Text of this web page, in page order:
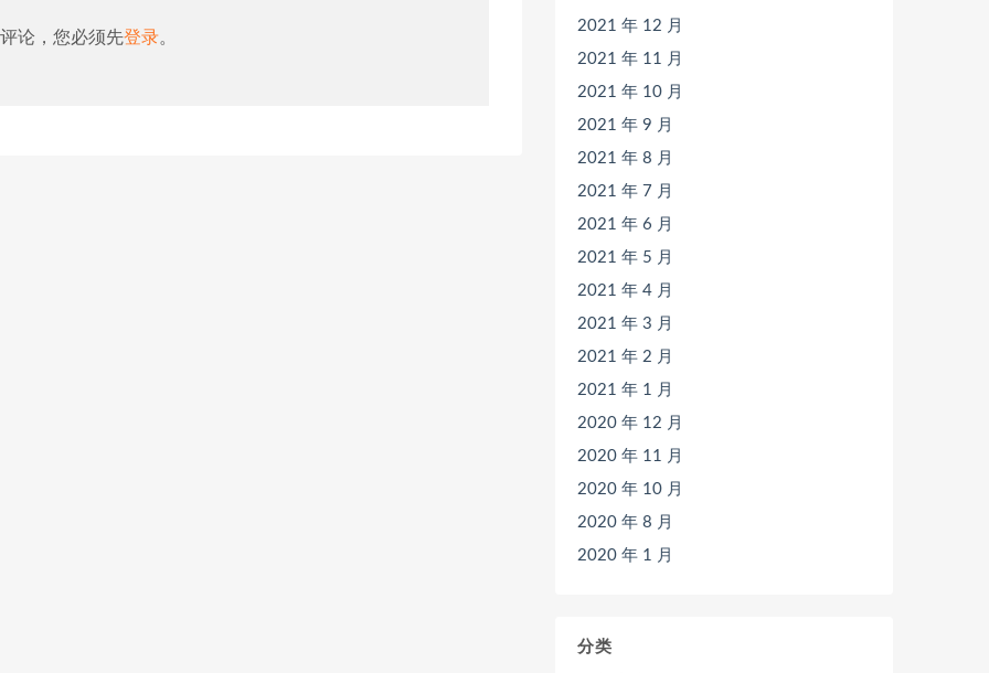
论，您必须先登录。
2021 年 12 月
2021 年 11 月
2021 年 10 月
2021 年 9 月
2021 年 8 月
2021 年 7 月
2021 年 6 月
2021 年 5 月
2021 年 4 月
2021 年 3 月
2021 年 2 月
2021 年 1 月
2020 年 12 月
2020 年 11 月
2020 年 10 月
2020 年 8 月
2020 年 1 月
分类